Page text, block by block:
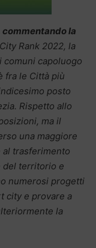
commentando la
Rank 2022, la
comuni capoluogo
fra le Città più
posto
Rispetto allo
ma il
una maggiore
trasferimento
del territorio e
numerosi progetti
city e provare a
la